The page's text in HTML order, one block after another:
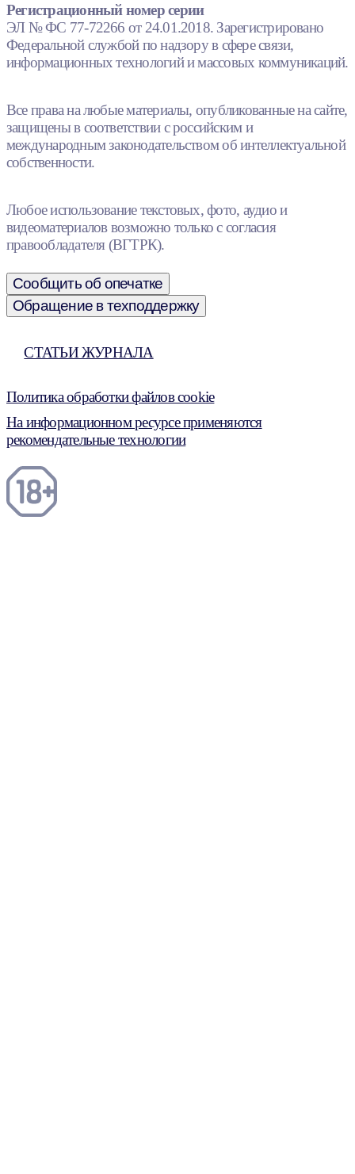
Регистрационный номер серии
ЭЛ № ФС 77-72266 от 24.01.2018. Зарегистрировано
Федеральной службой по надзору в сфере связи,
информационных технологий и массовых коммуникаций.
Все права на любые материалы, опубликованные на сайте,
защищены в соответствии с российским и
международным законодательством об интеллектуальной
собственности.
Любое использование текстовых, фото, аудио и
видеоматериалов возможно только с согласия
правообладателя (ВГТРК).
Сообщить об опечатке
Обращение в техподдержку
СТАТЬИ ЖУРНАЛА
Политика обработки файлов cookie
На информационном ресурсе применяются
рекомендательные технологии